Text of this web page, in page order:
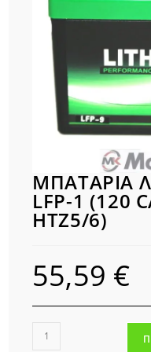
ΜΠΑΤΑΡΙΑ
LFP-1 (120
HTZ5/6)
55,59 €
ΜΠΑΤΑΡΙΑ